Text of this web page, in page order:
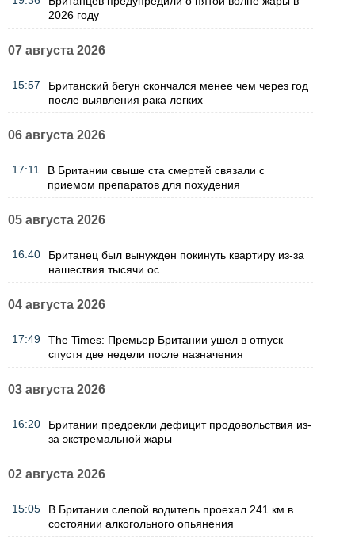
2026 году
07 августа 2026
15:57
Британский бегун скончался менее чем через год
после выявления рака легких
06 августа 2026
17:11
В Британии свыше ста смертей связали с
приемом препаратов для похудения
05 августа 2026
16:40
Британец был вынужден покинуть квартиру из-за
нашествия тысячи ос
04 августа 2026
17:49
The Times: Премьер Британии ушел в отпуск
спустя две недели после назначения
03 августа 2026
16:20
Британии предрекли дефицит продовольствия из-
за экстремальной жары
02 августа 2026
15:05
В Британии слепой водитель проехал 241 км в
состоянии алкогольного опьянения